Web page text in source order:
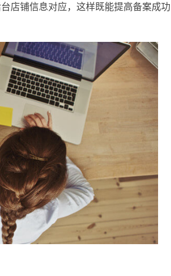
店铺信息对应，这样既能提高备案成功